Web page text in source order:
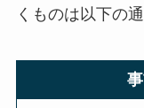
くものは以下の通